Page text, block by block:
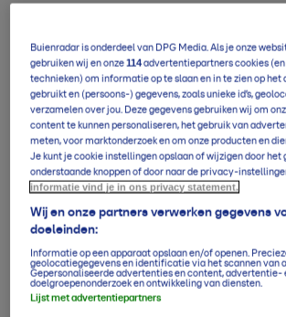
Verwachting overzicht
5-daagse per uur
14-daagse verwachting
Klimaatgemiddelden
Buienradar is onderdeel van DPG Media. Als je onze
gebruiken wij en onze114advertentiepartners cookies
technieken) om informatie op te slaan en in te zien op het
gebruikt en (persoons-) gegevens, zoals unieke id’s,
verzamelen over jou. Deze gegevens gebruiken wij om
content te kunnen personaliseren, het gebruik van
meten, voor marktonderzoek en om onze producten en
Je kunt je cookie instellingen opslaan of wijzigen door het
onderstaande knoppen of door naar de privacy-
informatie vind je in ons privacy statement.
Wij en onze partners verwerken gegevens
doeleinden:
Informatie op een apparaat opslaan en/of openen.
geolocatiegegevens en identificatie via het scannen van
Gepersonaliseerde advertenties en content, advertentie-
doelgroepenonderzoek en ontwikkeling van diensten.
Lijst met advertentiepartners